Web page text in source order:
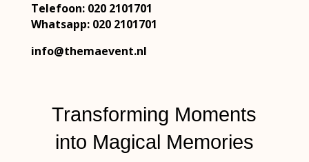
Telefoon: 020 2101701
Whatsapp: 020 2101701
info@themaevent.nl
Transforming Moments
into Magical Memories